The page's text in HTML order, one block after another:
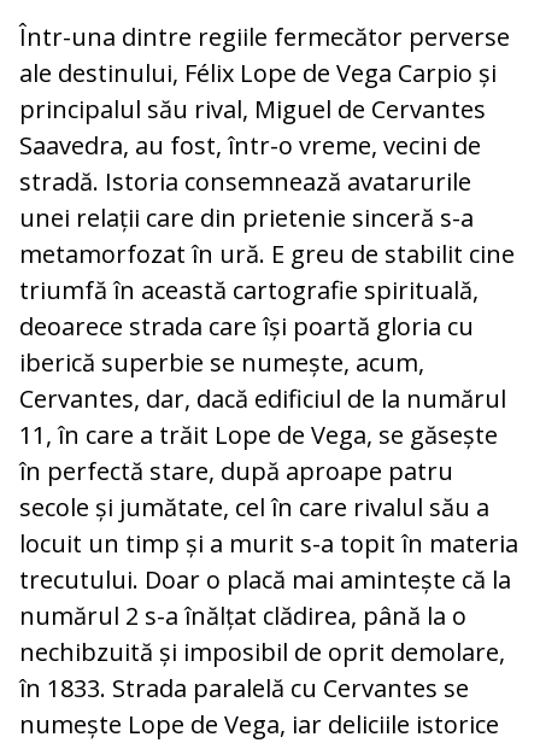
Într-una dintre regiile fermecător perverse
ale destinului, Félix Lope de Vega Carpio și
principalul său rival, Miguel de Cervantes
Saavedra, au fost, într-o vreme, vecini de
stradă. Istoria consemnează avatarurile
unei relații care din prietenie sinceră s-a
metamorfozat în ură. E greu de stabilit cine
triumfă în această cartografie spirituală,
deoarece strada care își poartă gloria cu
iberică superbie se numește, acum,
Cervantes, dar, dacă edificiul de la numărul
11, în care a trăit Lope de Vega, se găsește
în perfectă stare, după aproape patru
secole și jumătate, cel în care rivalul său a
locuit un timp și a murit s-a topit în materia
trecutului. Doar o placă mai amintește că la
numărul 2 s-a înălțat clădirea, până la o
nechibzuită și imposibil de oprit demolare,
în 1833. Strada paralelă cu Cervantes se
numește Lope de Vega, iar deliciile istorice